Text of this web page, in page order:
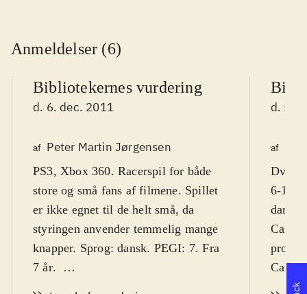
Anmeldelser (6)
Bibliotekernes vurdering
d. 6. dec. 2011
af Peter Martin Jørgensen
PS3, Xbox 360. Racerspil for både
store og små fans af filmene. Spillet
er ikke egnet til de helt små, da
styringen anvender temmelig mange
knapper. Sprog: dansk. PEGI: 7. Fra
7 år.
d. 5.
af
Dvd-
6-10
dansk
Cars
Cars